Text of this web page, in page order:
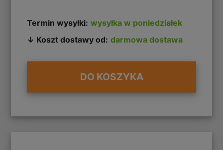
Termin wysyłki: wysyłka w poniedziałek
↓ Koszt dostawy od: darmowa dostawa
DO KOSZYKA